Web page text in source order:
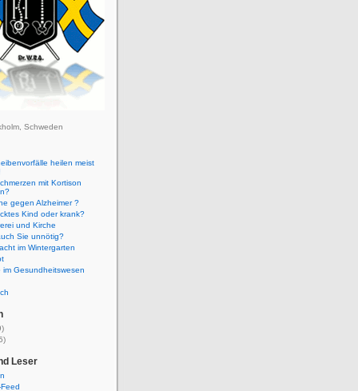
Schweden
heilen meist
mit Kortison
gegen Alzheimer ?
Kind oder krank?
und Kirche
Sie unnötig?
im Wintergarten
im Gesundheitswesen
Leser